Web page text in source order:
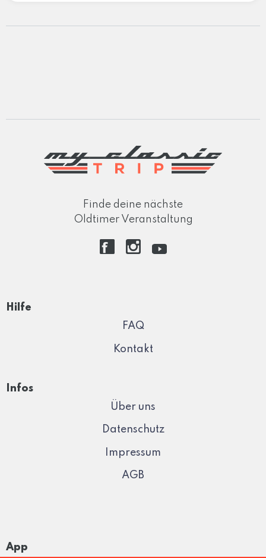
Finde deine nächste
Oldtimer Veranstaltung
Hilfe
FAQ
Kontakt
Infos
Über uns
Datenschutz
Impressum
AGB
App